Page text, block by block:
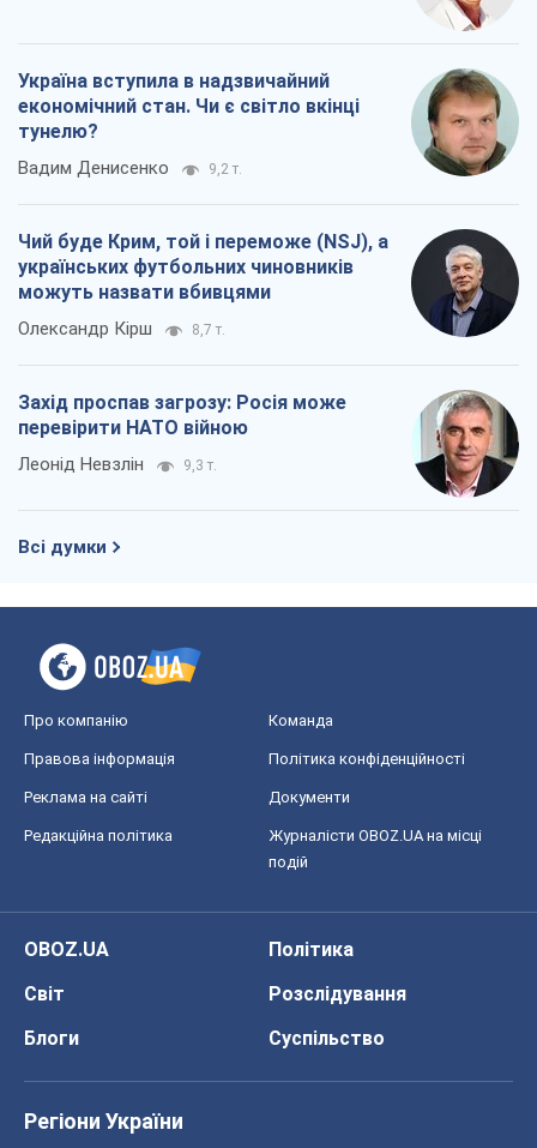
Україна вступила в надзвичайний
економічний стан. Чи є світло вкінці
тунелю?
Вадим Денисенко 9,2 т.
Чий буде Крим, той і переможе (NSJ), а
українських футбольних чиновників
можуть назвати вбивцями
Олександр Кірш 8,7 т.
Захід проспав загрозу: Росія може
перевірити НАТО війною
Леонід Невзлін 9,3 т.
Всі думки
Про компанію Команда
Правова інформація Політика конфіденційності
Реклама на сайті Документи
Редакційна політика
Журналісти OBOZ.UA на місці
подій
OBOZ.UA
Політика
Світ
Розслідування
Блоги
Суспільство
Регіони України